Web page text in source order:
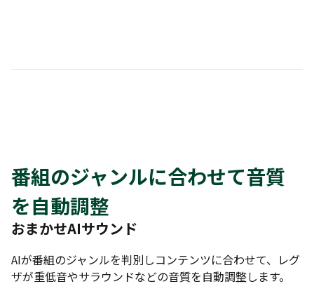
番組のジャンルに合わせて音質
を自動調整
おまかせAIサウンド
AIが番組のジャンルを判別しコンテンツに合わせて、レグ
ザが重低音やサラウンドなどの音質を自動調整します。